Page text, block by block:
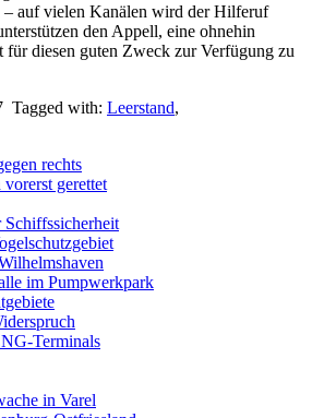
– auf vielen Kanälen wird der Hilferuf
den Appell, eine ohnehin
für diesen guten Zweck zur Verfügung zu
Tagged with: Leerstand,
rechts
gerettet
im Pumpwerkpark
Terminals
in Varel